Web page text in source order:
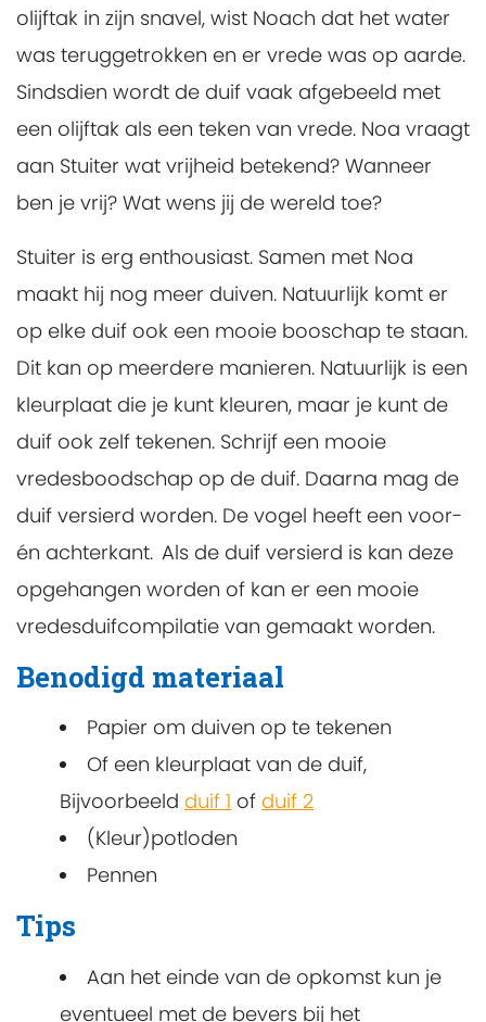
olijftak in zijn snavel, wist Noach dat het water
was teruggetrokken en er vrede was op aarde.
Sindsdien wordt de duif vaak afgebeeld met
een olijftak als een teken van vrede. Noa vraagt
aan Stuiter wat vrijheid betekend? Wanneer
ben je vrij? Wat wens jij de wereld toe?
Stuiter is erg enthousiast. Samen met Noa
maakt hij nog meer duiven. Natuurlijk komt er
op elke duif ook een mooie booschap te staan.
Dit kan op meerdere manieren. Natuurlijk is een
kleurplaat die je kunt kleuren, maar je kunt de
duif ook zelf tekenen. Schrijf een mooie
vredesboodschap op de duif. Daarna mag de
duif versierd worden. De vogel heeft een voor-
én achterkant. Als de duif versierd is kan deze
opgehangen worden of kan er een mooie
vredesduifcompilatie van gemaakt worden.
Benodigd materiaal
Papier om duiven op te tekenen
Of een kleurplaat van de duif,
Bijvoorbeeld duif 1 of duif 2
(Kleur)potloden
Pennen
Tips
Aan het einde van de opkomst kun je
eventueel met de bevers bij het